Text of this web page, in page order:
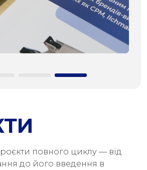
повного циклу — від
до його введення в